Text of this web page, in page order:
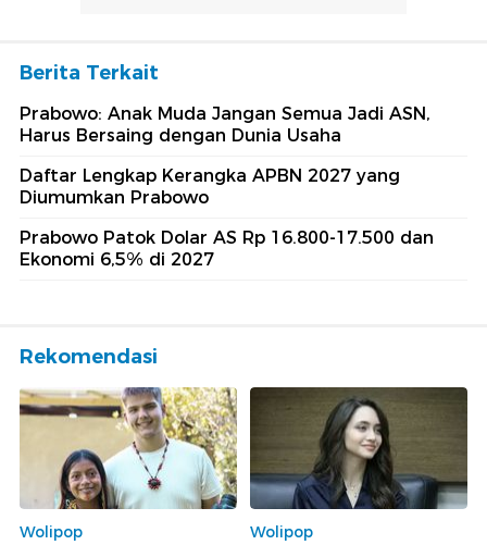
Berita Terkait
Prabowo: Anak Muda Jangan Semua Jadi ASN,
Harus Bersaing dengan Dunia Usaha
Daftar Lengkap Kerangka APBN 2027 yang
Diumumkan Prabowo
Prabowo Patok Dolar AS Rp 16.800-17.500 dan
Ekonomi 6,5% di 2027
Rekomendasi
Wolipop
Wolipop